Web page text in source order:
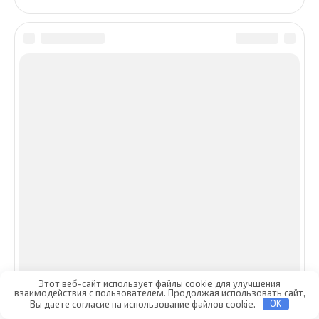
Этот веб-сайт использует файлы cookie для улучшения
взаимодействия с пользователем. Продолжая использовать сайт,
Вы даете согласие на использование файлов cookie.
OK